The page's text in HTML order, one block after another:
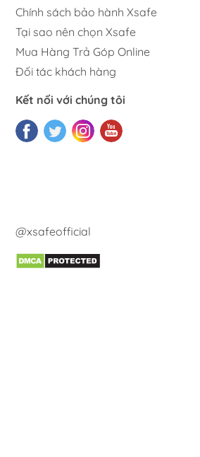
Chính sách bảo hành Xsafe
Tại sao nên chọn Xsafe
Mua Hàng Trả Góp Online
Đối tác khách hàng
Kết nối với chúng tôi
@xsafeofficial